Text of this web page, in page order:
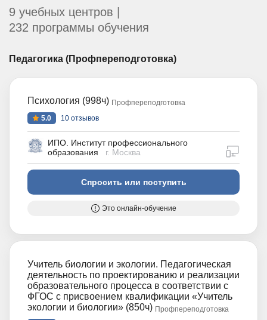
9 учебных центров |
232 программы обучения
Педагогика (Профпереподготовка)
Психология (998ч) Профпереподготовка
5.0
10 отзывов
ИПО. Институт профессионального
образования
г. Москва
Спросить или поступить
Это онлайн-обучение
Учитель биологии и экологии. Педагогическая
деятельность по проектированию и реализации
образовательного процесса в соответствии с
ФГОС с присвоением квалификации «Учитель
экологии и биологии» (850ч) Профпереподготовка